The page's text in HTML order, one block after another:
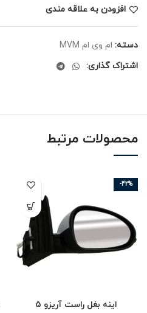
افزودن به علاقه مندی
دسته: ام وی ام MVM
اشتراک گذاری:
محصولات مرتبط
-42%
اینه بغل راست آریزو 5